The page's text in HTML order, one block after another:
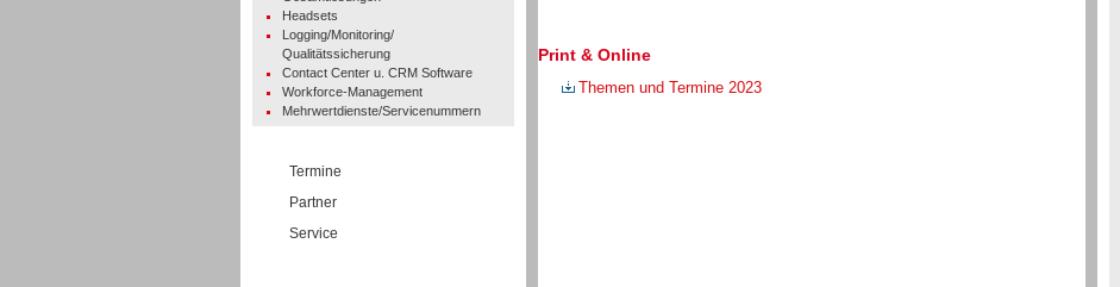
Headsets
Logging/Monitoring/
Qualitätssicherung
Contact Center u. CRM Software
Workforce-Management
Mehrwertdienste/Servicenummern
Termine
Partner
Service
Print & Online
Themen und Termine 2023